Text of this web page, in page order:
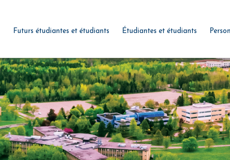
Futurs étudiantes et étudiants Étudiantes et étudiants